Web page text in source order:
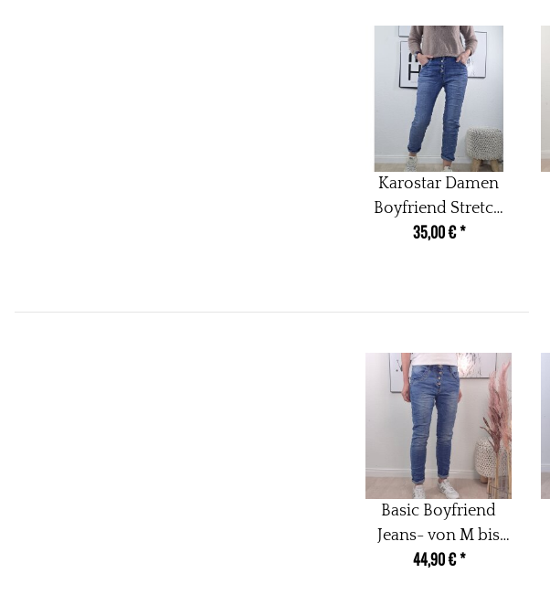
Karostar Damen
Boyfriend Stretch
Jeans mit offener
35,00 €*
Basic Boyfriend
Jeans- von M bis
4XL
44,90 €*